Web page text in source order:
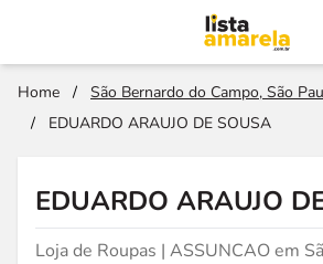
Home / São Bernardo do Campo, São
/
EDUARDO ARAUJO DE SOUSA
EDUARDO ARAUJO
Loja de Roupas | ASSUNCAO em